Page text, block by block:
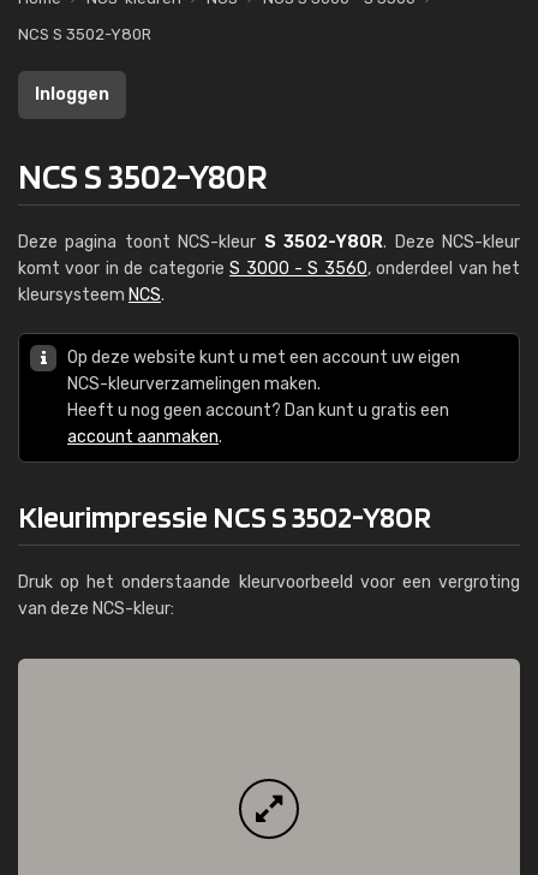
NCS S 3502-Y80R
Inloggen
NCS S 3502-Y80R
Deze pagina toont NCS-kleur S 3502-Y80R. Deze NCS-kleur
komt voor in de categorieS 3000 - S 3560, onderdeel van het
kleursysteem NCS.
Op deze website kunt u met een account uw eigen
NCS-kleurverzamelingen maken.
Heeft u nog geen account? Dan kunt u gratis een
account aanmaken.
Kleurimpressie NCS S 3502-Y80R
Druk op het onderstaande kleurvoorbeeld voor een vergroting
van deze NCS-kleur: